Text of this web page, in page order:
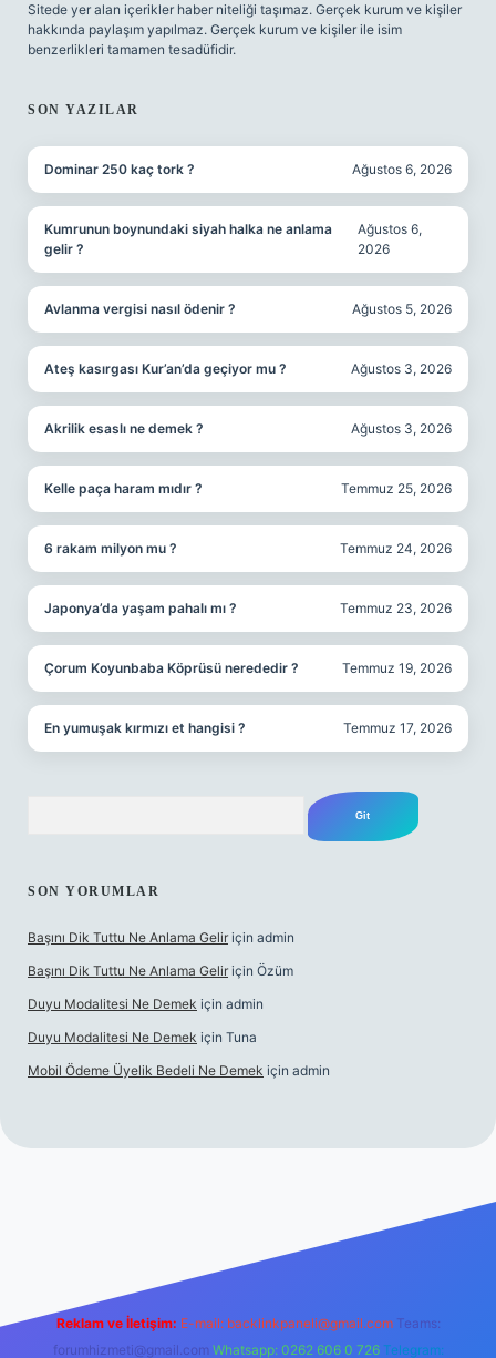
Sitede yer alan içerikler haber niteliği taşımaz. Gerçek kurum ve kişiler
hakkında paylaşım yapılmaz. Gerçek kurum ve kişiler ile isim
benzerlikleri tamamen tesadüfidir.
SON YAZILAR
Dominar 250 kaç tork ? Ağustos 6, 2026
Kumrunun boynundaki siyah halka ne anlama
gelir ?
Ağustos 6,
2026
Avlanma vergisi nasıl ödenir ? Ağustos 5, 2026
Ateş kasırgası Kur’an’da geçiyor mu ? Ağustos 3, 2026
Akrilik esaslı ne demek ? Ağustos 3, 2026
Kelle paça haram mıdır ? Temmuz 25, 2026
6 rakam milyon mu ? Temmuz 24, 2026
Japonya’da yaşam pahalı mı ? Temmuz 23, 2026
Çorum Koyunbaba Köprüsü nerededir ? Temmuz 19, 2026
En yumuşak kırmızı et hangisi ? Temmuz 17, 2026
SON YORUMLAR
Başını Dik Tuttu Ne Anlama Gelir için admin
Başını Dik Tuttu Ne Anlama Gelir için Özüm
Duyu Modalitesi Ne Demek için admin
Duyu Modalitesi Ne Demek için Tuna
Mobil Ödeme Üyelik Bedeli Ne Demek için admin
Reklam ve İletişim: E-mail: backlinkpaneli@gmail.com Teams:
forumhizmeti@gmail.com Whatsapp: 0262 606 0 726 Telegram: